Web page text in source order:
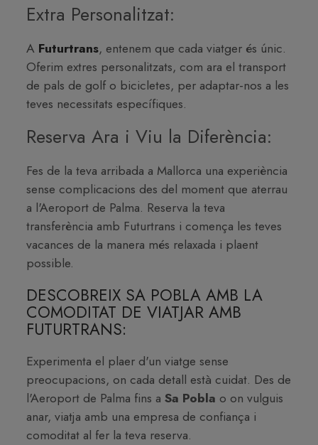
Extra Personalitzat:
A Futurtrans, entenem que cada viatger és únic.
Oferim extres personalitzats, com ara el transport
de pals de golf o bicicletes, per adaptar-nos a les
teves necessitats específiques.
Reserva Ara i Viu la Diferència:
Fes de la teva arribada a Mallorca una experiència
sense complicacions des del moment que aterrau
a l'Aeroport de Palma. Reserva la teva
transferència amb Futurtrans i comença les teves
vacances de la manera més relaxada i plaent
possible.
DESCOBREIX SA POBLA AMB LA
COMODITAT DE VIATJAR AMB
FUTURTRANS:
Experimenta el plaer d'un viatge sense
preocupacions, on cada detall està cuidat. Des de
l'Aeroport de Palma fins aSa Pobla o on vulguis
anar, viatja amb una empresa de confiança i
comoditat al fer la teva reserva.